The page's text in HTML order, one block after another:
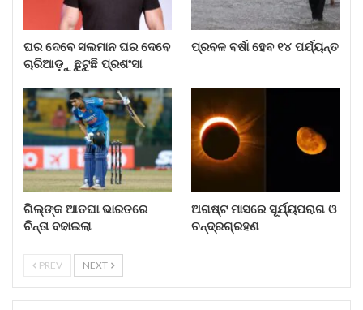
ବୃଦ୍ଧି ପାଉଛି । ଆନ୍ତର୍ଜାତିକ ସ୍ତରରେ ଖାଦ୍ୟଭାବ ପରିଲକ୍ଷିତ
ହୋଇଛି । ସ୍ୱାସ୍ଥ୍ୟସେବା ବିପର୍ଯ୍ୟସ୍ତ ହୋଇଛି । ଅପପୁଷ୍ଟି ହାରକୁ
କମାଇବା ପାଇଁ ମିଳିତ ଜାତିସଂଘ ପକ୍ଷରୁ ଯାବତୀୟ ଚେଷ୍ଟା
ଚାଲିଛି । ମାତ୍ର ଗୋଦରା କୋଡେ ଯେତେ ମାଡେ଼ ସେତେ
ପରିସ୍ଥିତି ବିଶ୍ୱ ଅପପୁଷ୍ଟି ଓ ମହାମାରୀକୁ ରୋକିବାକୁ ବିଫଳ
ହୋଇଛି ।
ଘର ଦେବେ ସଲମାନ ଘର ଦେବେ
ଚାରିଆଡ଼ୁ ଛୁଟୁଛି ପ୍ରଶଂସା
ପ୍ରବଳ ବର୍ଷା ହେବ ୧୪ ପର୍ଯ୍ୟନ୍ତ
ଗିଲ୍‌ଙ୍କ ଆତଘା ଭାରତରେ
ଚିନ୍ତା ବଢାଇଲା
ଅଗଷ୍ଟ ମାସରେ ସୂର୍ଯ୍ୟପରାଗ ଓ
ଚନ୍ଦ୍ରଗ୍ରହଣ
PREV NEXT